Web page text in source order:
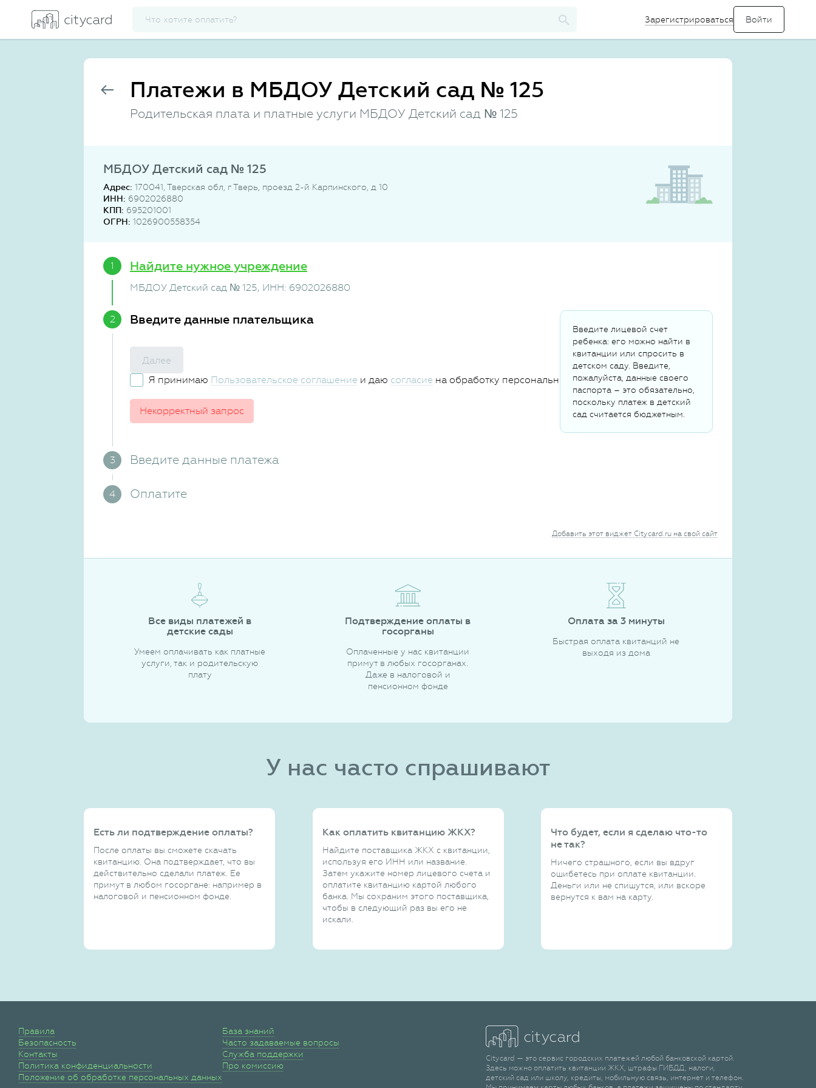
Зарегистрироваться
Платежи в МБДОУ Детский сад № 125
Родительская плата и платные услуги МБДОУ Детский сад № 125
МБДОУ Детский сад № 125
Адрес: 170041, Тверская обл, г Тверь, проезд 2-й Карпинского, д 10
ИНН: 6902026880
КПП: 695201001
ОГРН: 1026900558354
Найдите нужное учреждение
МБДОУ Детский сад № 125, ИНН: 6902026880
Введите данные плательщика
Введите лицевой счет
ребенка: его можно найти в
квитанции или спросить в
детском саду. Введите,
пожалуйста, данные своего
паспорта – это обязательно,
поскольку платеж в детский
сад считается бюджетным.
Далее
Я принимаю Пользовательское соглашение и даю согласие на обработку персональных данных
Некорректный запрос
Введите данные платежа
Оплатите
Добавить этот виджет Citycard.ru на свой сайт
Все виды платежей в
детские сады
Умеем оплачивать как платные
услуги, так и родительскую
плату
Подтверждение оплаты в
госорганы
Оплаченные у нас квитанции
примут в любых госорганах.
Даже в налоговой и
пенсионном фонде
Оплата за 3 минуты
Быстрая оплата квитанций не
выходя из дома
У нас часто спрашивают
Есть ли подтверждение оплаты?
После оплаты вы сможете скачать
квитанцию. Она подтверждает, что вы
действительно сделали платеж. Ее
примут в любом госоргане: например в
налоговой и пенсионном фонде.
Как оплатить квитанцию ЖКХ?
Найдите поставщика ЖКХ с квитанции,
используя его ИНН или название.
Затем укажите номер лицевого счета и
оплатите квитанцию картой любого
банка. Мы сохраним этого поставщика,
чтобы в следующий раз вы его не
искали.
Что будет, если я сделаю что-то
не так?
Ничего страшного, если вы вдруг
ошибетесь при оплате квитанции.
Деньги или не спишутся, или вскоре
вернутся к вам на карту.
Правила
Безопасность
Контакты
Политика конфиденциальности
Положение об обработке персональных данных
База знаний
Часто задаваемые вопросы
Служба поддержки
Про комиссию
Citycard — это сервис городских платежей любой банковской картой.
Здесь можно оплатить квитанции ЖКХ, штрафы ГИБДД, налоги,
детский сад или школу, кредиты, мобильную связь, интернет и телефон.